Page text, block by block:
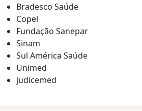
Bradesco Saúde
Copel
Fundação Sanepar
Sinam
Sul América Saúde
Unimed
judicemed